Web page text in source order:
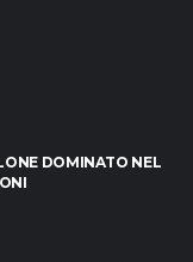
DOMINATO NEL